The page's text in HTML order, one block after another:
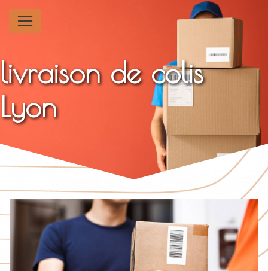
livraison de colis
Lyon
Panneau de gestion des cookies